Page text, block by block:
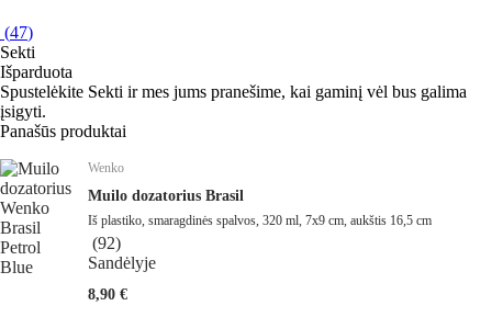
(47)
Sekti
Išparduota
Spustelėkite Sekti ir mes jums pranešime, kai gaminį vėl bus galima
įsigyti.
Panašūs produktai
Wenko
Muilo dozatorius Brasil
Iš plastiko, smaragdinės spalvos, 320 ml, 7x9 cm, aukštis 16,5 cm
(92)
Sandėlyje
8,90 €